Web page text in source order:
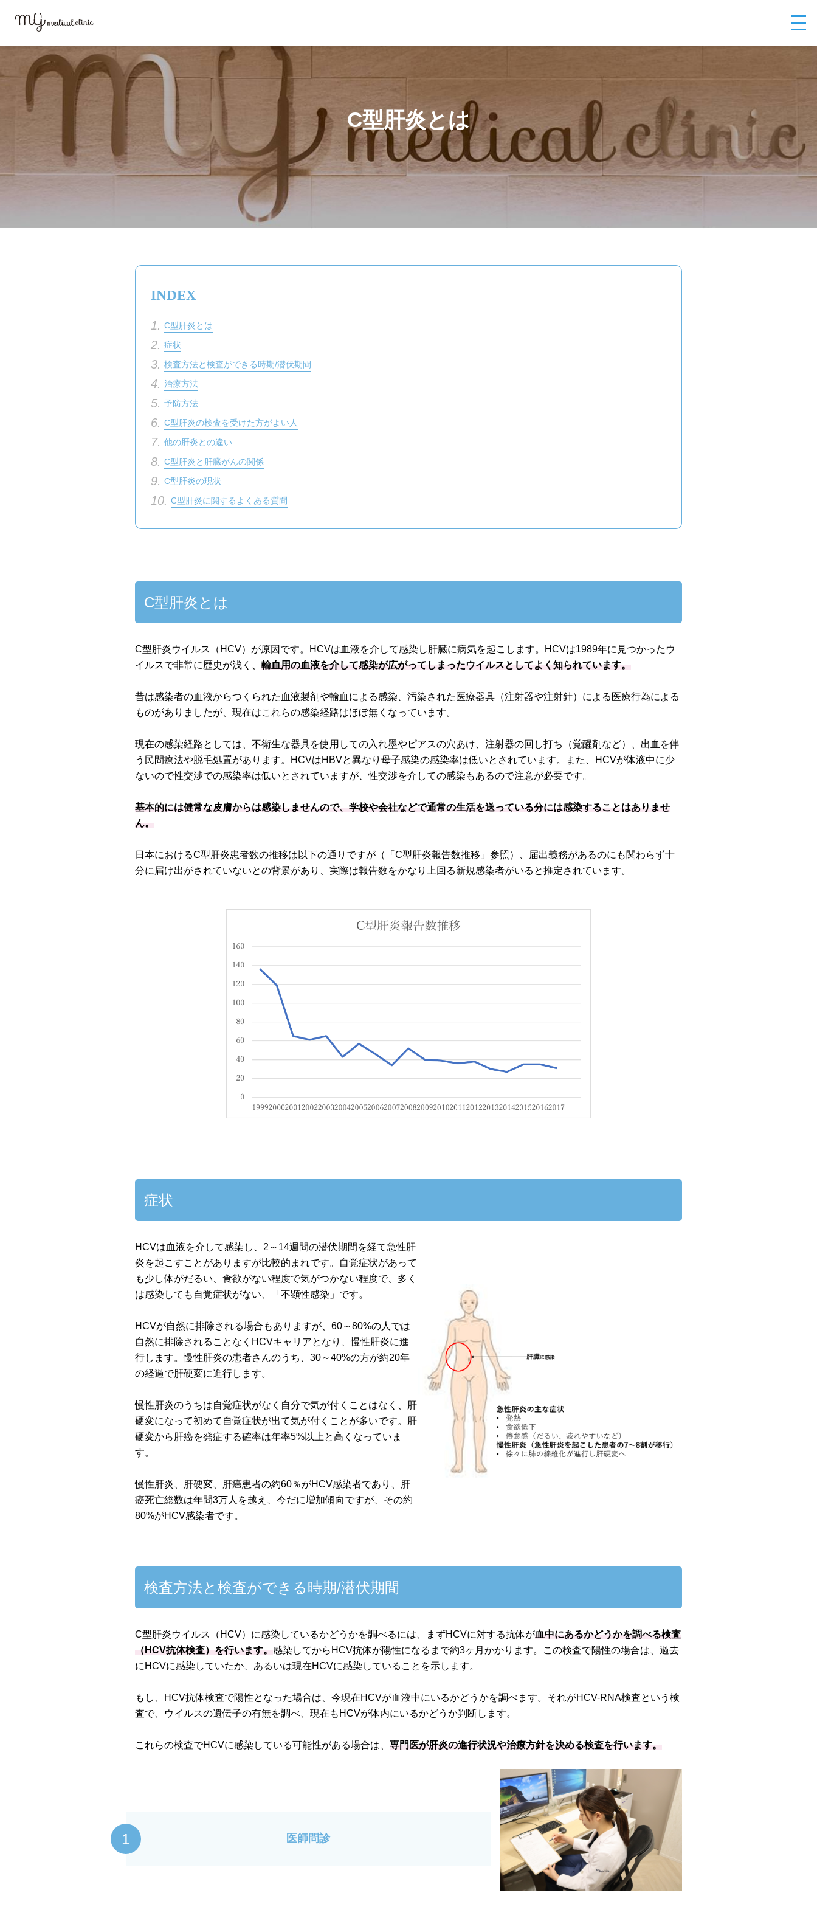
C型肝炎とは
INDEX
1. C型肝炎とは
2. 症状
3. 検査方法と検査ができる時期/潜伏期間
4. 治療方法
5. 予防方法
6. C型肝炎の検査を受けた方がよい人
7. 他の肝炎との違い
8. C型肝炎と肝臓がんの関係
9. C型肝炎の現状
10. C型肝炎に関するよくある質問
C型肝炎とは
C型肝炎ウイルス（HCV）が原因です。HCVは血液を介して感染し肝臓に病気を起こします。HCVは1989年に見つかったウ
イルスで非常に歴史が浅く、 輸血用の血液を介して感染が広がってしまったウイルスとしてよく知られています。
昔は感染者の血液からつくられた血液製剤や輸血による感染、汚染された医療器具（注射器や注射針）による医療行為による
ものがありましたが、現在はこれらの感染経路はほぼ無くなっています。
現在の感染経路としては、不衛生な器具を使用しての入れ墨やピアスの穴あけ、注射器の回し打ち（覚醒剤など）、出血を伴
う民間療法や脱毛処置があります。HCVはHBVと異なり母子感染の感染率は低いとされています。また、HCVが体液中に少
ないので性交渉での感染率は低いとされていますが、性交渉を介しての感染もあるので注意が必要です。
基本的には健常な皮膚からは感染しませんので、学校や会社などで通常の生活を送っている分には感染することはありませ
ん。
日本におけるC型肝炎患者数の推移は以下の通りですが（「C型肝炎報告数推移」参照）、届出義務があるのにも関わらず十
分に届け出がされていないとの背景があり、実際は報告数をかなり上回る新規感染者がいると推定されています。
症状
HCVは血液を介して感染し、2～14週間の潜伏期間を経て急性肝
炎を起こすことがありますが比較的まれです。自覚症状があって
も少し体がだるい、食欲がない程度で気がつかない程度で、多く
は感染しても自覚症状がない、「不顕性感染」です。
HCVが自然に排除される場合もありますが、60～80%の人では
自然に排除されることなくHCVキャリアとなり、慢性肝炎に進
行します。慢性肝炎の患者さんのうち、30～40%の方が約20年
の経過で肝硬変に進行します。
慢性肝炎のうちは自覚症状がなく自分で気が付くことはなく、肝
硬変になって初めて自覚症状が出て気が付くことが多いです。肝
硬変から肝癌を発症する確率は年率5%以上と高くなっていま
す。
慢性肝炎、肝硬変、肝癌患者の約60％がHCV感染者であり、肝
癌死亡総数は年間3万人を越え、今だに増加傾向ですが、その約
80%がHCV感染者です。
検査方法と検査ができる時期/潜伏期間
C型肝炎ウイルス（HCV）に感染しているかどうかを調べるには、まずHCVに対する抗体が血中にあるかどうかを調べる検査
（HCV抗体検査）を行います。 感染してからHCV抗体が陽性になるまで約3ヶ月かかります。この検査で陽性の場合は、過去
にHCVに感染していたか、あるいは現在HCVに感染していることを示します。
もし、HCV抗体検査で陽性となった場合は、今現在HCVが血液中にいるかどうかを調べます。それがHCV-RNA検査という検
査で、ウイルスの遺伝子の有無を調べ、現在もHCVが体内にいるかどうか判断します。
これらの検査でHCVに感染している可能性がある場合は、 専門医が肝炎の進行状況や治療方針を決める検査を行います。
1 医師問診